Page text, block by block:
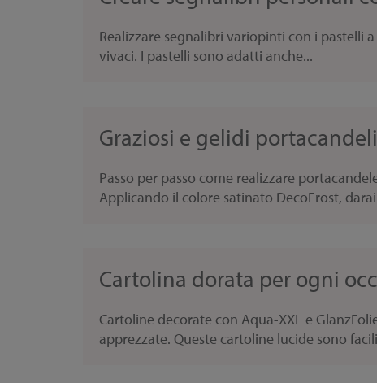
Realizzare segnalibri variopinti con i pastelli
vivaci. I pastelli sono adatti anche...
Graziosi e gelidi
Passo per passo come realizzare
Applicando il colore satinato DecoFrost, darai
Cartolina dorata per ogni
Cartoline decorate con Aqua-XXL e
apprezzate. Queste cartoline lucide sono